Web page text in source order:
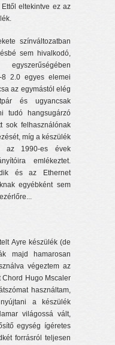
eltekintve ez az
színváltozatban
sem hivalkodó,
2.0 egyes elemei
az egymástól elég
és ugyancsak
tudó hangsugárzó
sok felhasználónak
míg a készülék
az 1990-es évek
emlékeztet.
és az Ethernet
egyébként sem
Ayre készülék (de
majd hamarosan
végeztem az
Chord Hugo Mscaler
használtam,
a készülék
világossá vált,
egység ígéretes
forrásról teljesen